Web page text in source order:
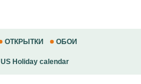
ОТКРЫТКИ ОБОИ
US Holiday calendar